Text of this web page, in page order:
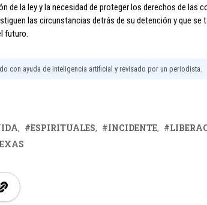
de la ley y la necesidad de proteger los derechos de las
las circunstancias detrás de su detención y que se
futuro.
con ayuda de inteligencia artificial y revisado por un periodista.
ESPIRITUALES INCIDENTE